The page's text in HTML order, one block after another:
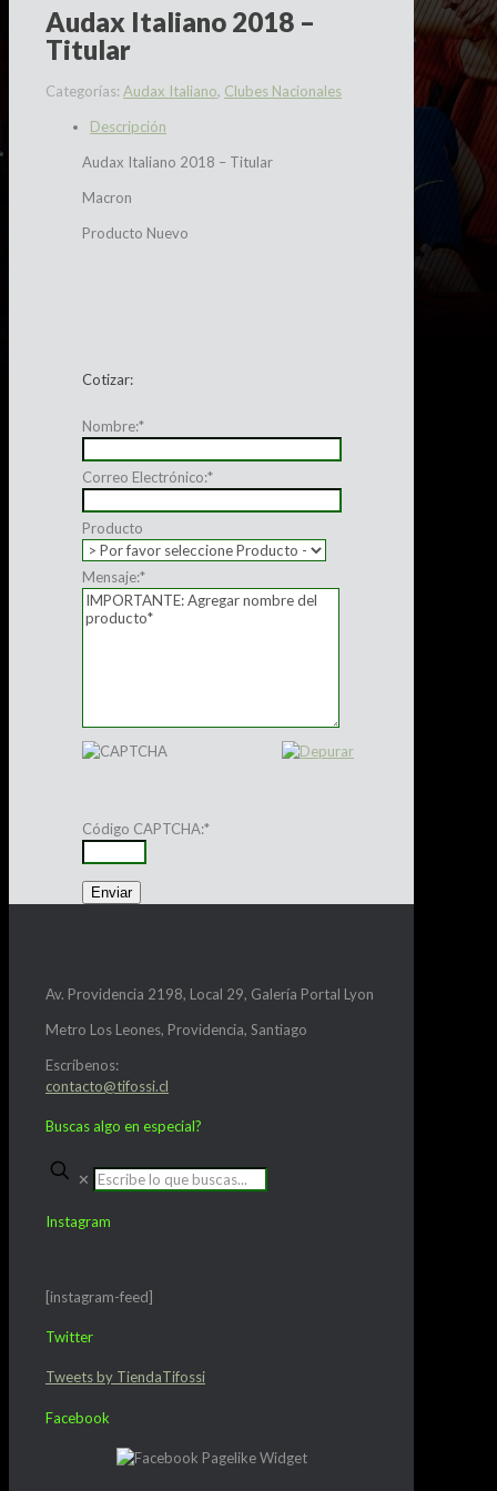
Audax Italiano 2018 –
Titular
Categorías: Audax Italiano, Clubes Nacionales
Descripción
Audax Italiano 2018 – Titular
Macron
Producto Nuevo
Cotizar:
Nombre:*
Correo Electrónico:*
Producto
Mensaje:*
Código CAPTCHA:*
Av. Providencia 2198, Local 29, Galería Portal Lyon
Metro Los Leones, Providencia, Santiago
Escríbenos:
contacto@tifossi.cl
Buscas algo en especial?
✕
Instagram
[instagram-feed]
Twitter
Tweets by TiendaTifossi
Facebook